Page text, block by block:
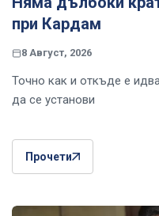
при Кардам
8 Август, 2026
Точно как и откъде е
да се установи
Прочети